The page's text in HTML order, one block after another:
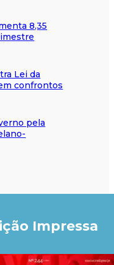
8,35
Lei da
confrontos
pela
Impressa